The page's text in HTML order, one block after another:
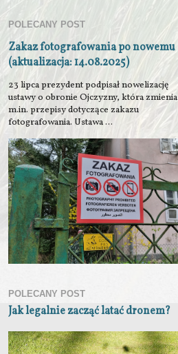
POLECANY POST
Zakaz fotografowania po nowemu
(aktualizacja: 14.08.2025)
23 lipca prezydent podpisał nowelizację
ustawy o obronie Ojczyzny, która zmienia
m.in. przepisy dotyczące zakazu
fotografowania. Ustawa ...
POLECANY POST
Jak legalnie zacząć latać dronem?